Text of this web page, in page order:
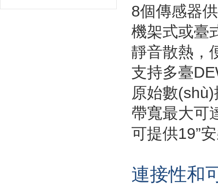
8個傳感器
機架式或臺
靜音散熱
支持多臺
原始數(shù)
帶寬最大可
可提供19”
連接性和